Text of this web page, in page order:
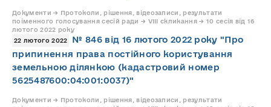
Документи → Протоколи, рішення, відеозаписи, результати
поіменного голосування сесій ради → VIII скликання → 10 сесія від 16
лютого 2022 року
22 лютого 2022
№ 846 від 16 лютого 2022 року "Про
припинення права постійного користування
земельною ділянкою (кадастровий номер
5625487600:04:001:0037)"
Документи → Протоколи, рішення, відеозаписи, результати